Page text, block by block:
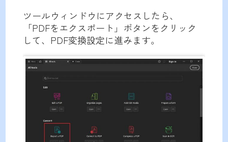
ツールウィンドウにアクセスしたら、
「PDFをエクスポート」ボタンをクリック
して、PDF変換設定に進みます。